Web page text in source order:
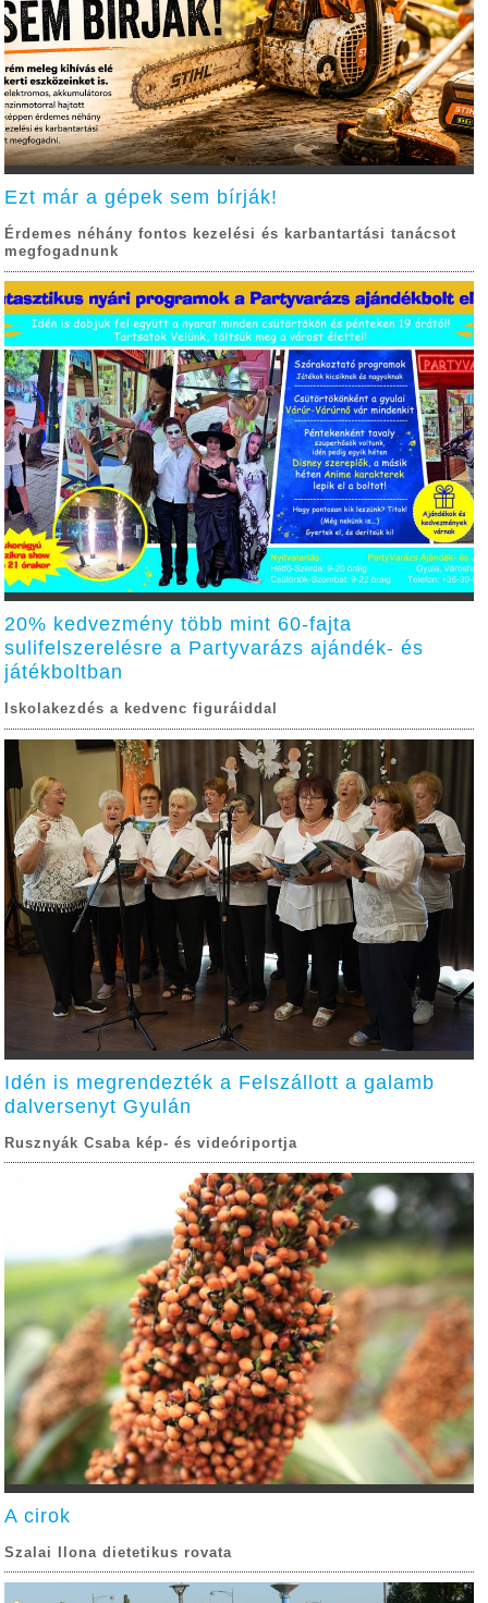
Ezt már a gépek sem bírják!
Érdemes néhány fontos kezelési és karbantartási tanácsot
megfogadnunk
20% kedvezmény több mint 60-fajta
sulifelszerelésre a Partyvarázs ajándék- és
játékboltban
Iskolakezdés a kedvenc figuráiddal
Idén is megrendezték a Felszállott a galamb
dalversenyt Gyulán
Rusznyák Csaba kép- és videóriportja
A cirok
Szalai Ilona dietetikus rovata